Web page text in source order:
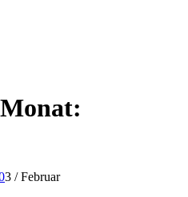
3 / Februar